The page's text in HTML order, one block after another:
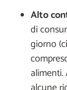
Alto
di
giorno